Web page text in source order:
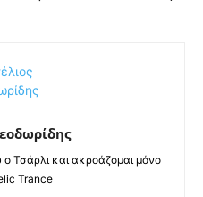
Τσάρλι και ακροάζομαι μόνο
Trance